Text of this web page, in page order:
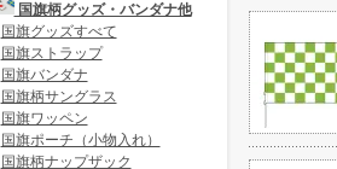
国旗柄グッズ・バンダナ他
国旗グッズすべて
国旗ストラップ
国旗バンダナ
国旗柄サングラス
国旗ワッペン
国旗ポーチ（小物入れ）
国旗柄ナップザック